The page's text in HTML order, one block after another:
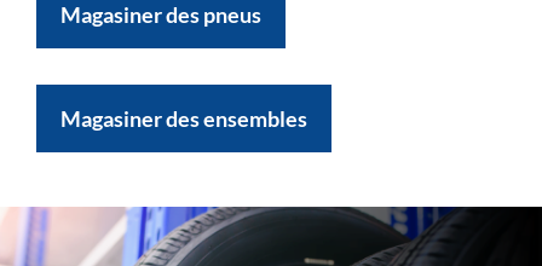
Magasiner des pneus
Magasiner des ensembles